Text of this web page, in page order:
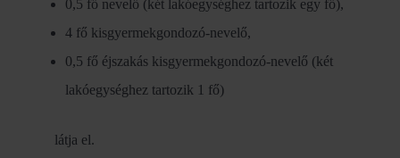
0,5 fő nevelő (két lakóegységhez tartozik egy fő),
4 fő kisgyermekgondozó-nevelő,
0,5 fő éjszakás kisgyermekgondozó-nevelő (két
lakóegységhez tartozik 1 fő)
látja el.